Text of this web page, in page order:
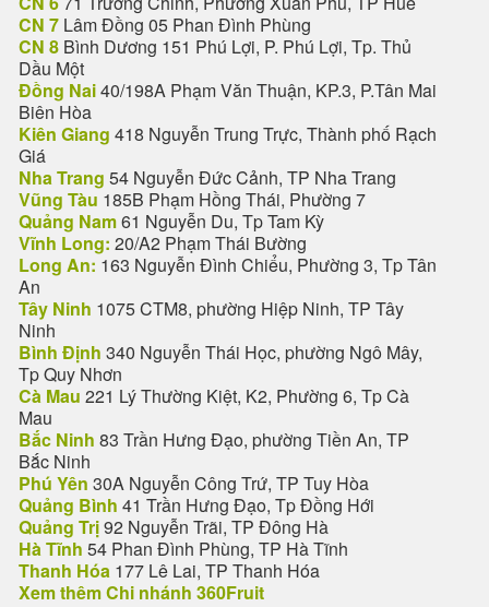
CN 7 Lâm Đồng 05 Phan Đình Phùng
CN 8 Bình Dương 151 Phú Lợi, P. Phú Lợi, Tp. Thủ
Dầu Một
Đồng Nai40/198A Phạm Văn Thuận, KP.3, P.Tân Mai
Biên Hòa
Kiên Giang 418 Nguyễn Trung Trực, Thành phố Rạch
Giá
Nha Trang 54 Nguyễn Đức Cảnh, TP Nha Trang
Vũng Tàu 185B Phạm Hồng Thái, Phường 7
Quảng Nam61 Nguyễn Du, Tp Tam Kỳ
Vĩnh Long: 20/A2 Phạm Thái Bường
Long An: 163 Nguyễn Đình Chiểu, Phường 3, Tp Tân
An
Tây Ninh 1075 CTM8, phường Hiệp Ninh, TP Tây
Ninh
Bình Định 340 Nguyễn Thái Học, phường Ngô Mây,
Tp Quy Nhơn
Cà Mau 221 Lý Thường Kiệt, K2, Phường 6, Tp Cà
Mau
Bắc Ninh 83 Trần Hưng Đạo, phường Tiền An, TP
Bắc Ninh
Phú Yên 30A Nguyễn Công Trứ, TP Tuy Hòa
Quảng Bình 41 Trần Hưng Đạo, Tp Đồng Hới
Quảng Trị92 Nguyễn Trãi, TP Đông Hà
Hà Tĩnh 54 Phan Đình Phùng, TP Hà Tĩnh
Thanh Hóa 177 Lê Lai, TP Thanh Hóa
Xem thêm Chi nhánh 360Fruit